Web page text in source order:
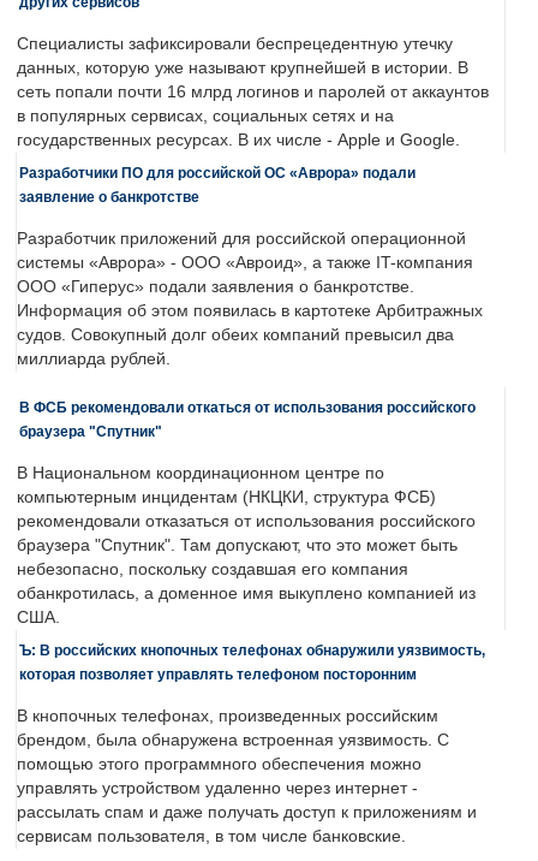
Специалисты зафиксировали беспрецедентную утечку
данных, которую уже называют крупнейшей в истории. В
сеть попали почти 16 млрд логинов и паролей от аккаунтов
в популярных сервисах, социальных сетях и на
государственных ресурсах. В их числе - Apple и Google.
Разработчики ПО для российской ОС «Аврора» подали
заявление о банкротстве
Разработчик приложений для российской операционной
системы «Аврора» - ООО «Авроид», а также IT-компания
ООО «Гиперус» подали заявления о банкротстве.
Информация об этом появилась в картотеке Арбитражных
судов. Совокупный долг обеих компаний превысил два
миллиарда рублей.
В ФСБ рекомендовали откаться от использования российского
браузера "Спутник"
В Национальном координационном центре по
компьютерным инцидентам (НКЦКИ, структура ФСБ)
рекомендовали отказаться от использования российского
браузера "Спутник". Там допускают, что это может быть
небезопасно, поскольку создавшая его компания
обанкротилась, а доменное имя выкуплено компанией из
США.
Ъ: В российских кнопочных телефонах обнаружили уязвимость,
которая позволяет управлять телефоном посторонним
В кнопочных телефонах, произведенных российским
брендом, была обнаружена встроенная уязвимость. С
помощью этого программного обеспечения можно
управлять устройством удаленно через интернет -
рассылать спам и даже получать доступ к приложениям и
сервисам пользователя, в том числе банковские.